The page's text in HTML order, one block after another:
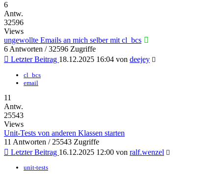
6
Antw.
32596
Views
ungewollte Emails an mich selber mit cl_bcs
6 Antworten / 32596 Zugriffe
Letzter Beitrag 18.12.2025 16:04 von deejey
cl_bcs
email
11
Antw.
25543
Views
Unit-Tests von anderen Klassen starten
11 Antworten / 25543 Zugriffe
Letzter Beitrag 16.12.2025 12:00 von ralf.wenzel
unit-tests